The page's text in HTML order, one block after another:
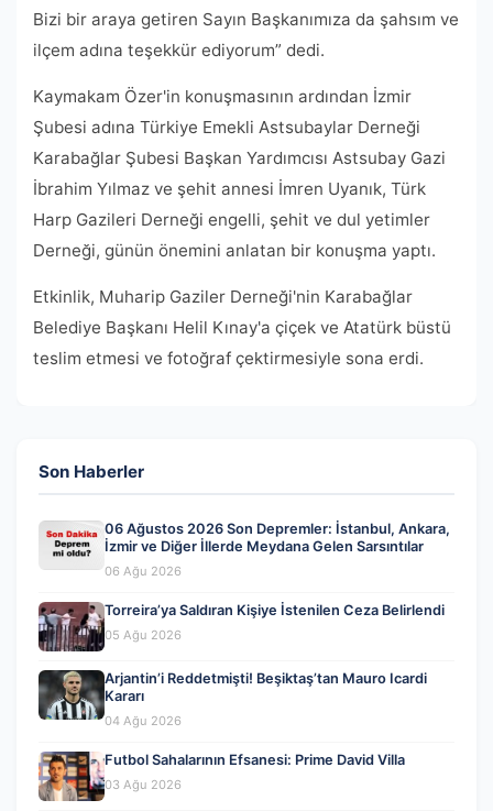
Bizi bir araya getiren Sayın Başkanımıza da şahsım ve
ilçem adına teşekkür ediyorum” dedi.
Kaymakam Özer'in konuşmasının ardından İzmir
Şubesi adına Türkiye Emekli Astsubaylar Derneği
Karabağlar Şubesi Başkan Yardımcısı Astsubay Gazi
İbrahim Yılmaz ve şehit annesi İmren Uyanık, Türk
Harp Gazileri Derneği engelli, şehit ve dul yetimler
Derneği, günün önemini anlatan bir konuşma yaptı.
Etkinlik, Muharip Gaziler Derneği'nin Karabağlar
Belediye Başkanı Helil Kınay'a çiçek ve Atatürk büstü
teslim etmesi ve fotoğraf çektirmesiyle sona erdi.
Son Haberler
06 Ağustos 2026 Son Depremler: İstanbul, Ankara,
İzmir ve Diğer İllerde Meydana Gelen Sarsıntılar
06 Ağu 2026
Torreira’ya Saldıran Kişiye İstenilen Ceza Belirlendi
05 Ağu 2026
Arjantin’i Reddetmişti! Beşiktaş’tan Mauro Icardi
Kararı
04 Ağu 2026
Futbol Sahalarının Efsanesi: Prime David Villa
03 Ağu 2026